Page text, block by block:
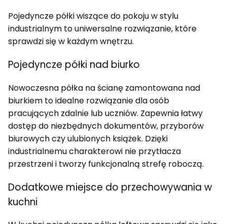
Pojedyncze półki wiszące do pokoju w stylu
industrialnym to uniwersalne rozwiązanie, które
sprawdzi się w każdym wnętrzu.
Pojedyncze półki nad biurko
Nowoczesna półka na ścianę zamontowana nad
biurkiem to idealne rozwiązanie dla osób
pracujących zdalnie lub uczniów. Zapewnia łatwy
dostęp do niezbędnych dokumentów, przyborów
biurowych czy ulubionych książek. Dzięki
industrialnemu charakterowi nie przytłacza
przestrzeni i tworzy funkcjonalną strefę roboczą.
Dodatkowe miejsce do przechowywania w
kuchni